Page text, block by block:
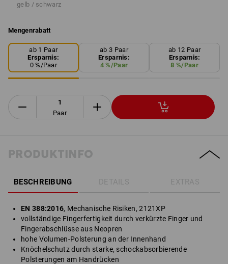
gelb / schwarz
Mengenrabatt
ab 1 Paar
Ersparnis:
0%/Paar
ab 3 Paar
Ersparnis:
4 %/Paar
ab 12 Paar
Ersparnis:
8 %/Paar
Paar
PRODUKTINFO
BESCHREIBUNG DETAILS EXTRAS
EN 388:2016, Mechanische Risiken, 2121XP
vollständige Fingerfertigkeit durch verkürzte Finger und
Fingerabschlüsse aus Neopren
hohe Volumen-Polsterung an der Innenhand
Knöchelschutz durch starke, schockabsorbierende
Polsterungen am Handrücken